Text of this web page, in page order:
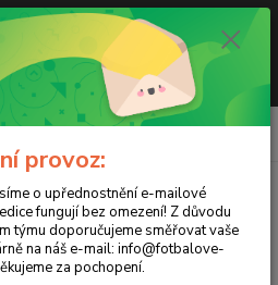
prosíme o upřednostnění e-mailové
fungují bez omezení! Z důvodu čerpání
směřovat vaše dotazy a
info@fotbalove-branky.cz. Děkujeme za
Menu
0ks
provoz:
o upřednostnění e-mailové
fungují bez omezení! Z důvodu
týmu doporučujeme směřovat vaše
na náš e-mail: info@fotbalove-
za pochopení.